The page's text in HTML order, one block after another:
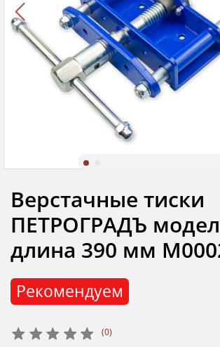
(0)
Рекомендуем
Верстачные тиски
ПЕТРОГРАДЪ
длина 390 мм